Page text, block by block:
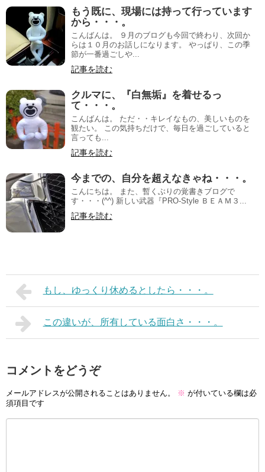
もう既に、現場には持って行っています
から・・・。
こんばんは。 ９月のブログも今回で終わり、次回か
らは１０月のお話しになります。 やっぱり、この季
節が一番過ごしや...
記事を読む
クルマに、『白無垢』を着せるっ
て・・・。
こんばんは。 ただ・・キレイなもの、美しいものを
観たい。 この気持ちだけで、毎日を過ごしていると
言っても...
記事を読む
今までの、自分を超えなきゃね・・・。
こんにちは。 また、暫くぶりの覚書きブログで
す・・・(^^) 新しい武器『PRO-Style ＢＥＡＭ３...
記事を読む
もし、ゆっくり休めるとしたら・・・。
この違いが、所有している面白さ・・・。
コメントをどうぞ
メールアドレスが公開されることはありません。 ※ が付いている欄は必
須項目です